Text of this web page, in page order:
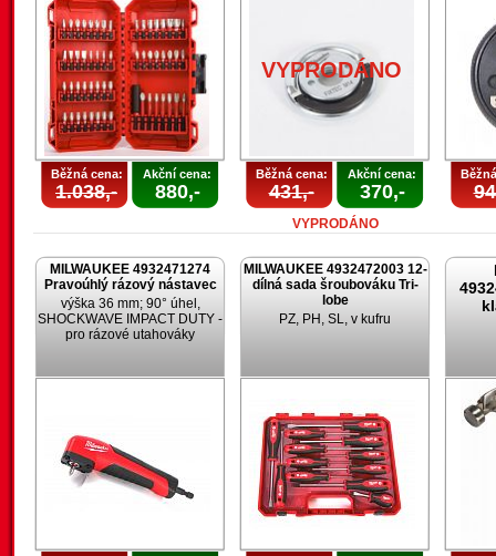
Běžná cena:
1.038,-
Akční cena:
880,-
VYPRODÁNO
Běžná cena:
431,-
Akční cena:
370,-
VYPRODÁNO
MILWAUKEE 4932471274
Pravoúhlý rázový nástavec
výška 36 mm; 90° úhel,
SHOCKWAVE IMPACT DUTY -
pro rázové utahováky
MILWAUKEE 4932472003 12-
dílná sada šroubováku Tri-
lobe
PZ, PH, SL, v kufru